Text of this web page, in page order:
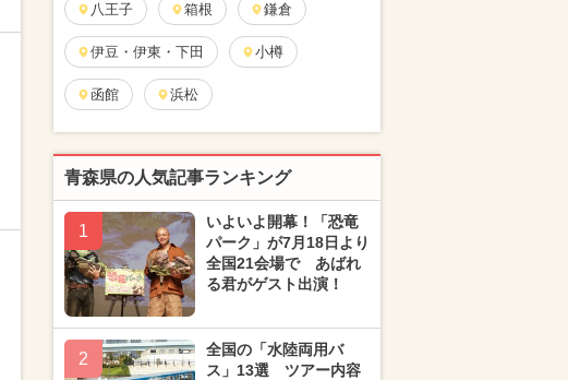
八王子 箱根 鎌倉
伊豆・伊東・下田 小樽
函館 浜松
青森県の人気記事ランキング
1
いよいよ開幕！「恐竜
パーク」が7月18日より
全国21会場で あばれ
る君がゲスト出演！
2
全国の「水陸両用バ
ス」13選 ツアー内容